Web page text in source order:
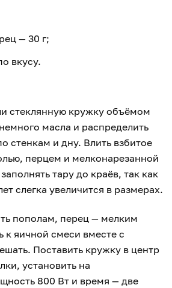
— 30 г;
вкусу.
стеклянную кружку объёмом
масла и распределить
стенкам и дну. Влить взбитое
перцем и мелконарезанной
тару до краёв, так как
слегка увеличится в размерах.
пополам, перец — мелким
яичной смеси вместе с
Поставить кружку в центр
установить на
800 Вт и время — две